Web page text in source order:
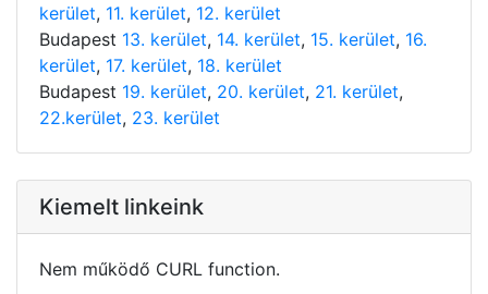
kerület, 11. kerület, 12. kerület
Budapest 13. kerület, 14. kerület, 15. kerület, 16.
kerület, 17. kerület, 18. kerület
Budapest 19. kerület, 20. kerület, 21. kerület,
22.kerület, 23. kerület
Kiemelt linkeink
Nem működő CURL function.